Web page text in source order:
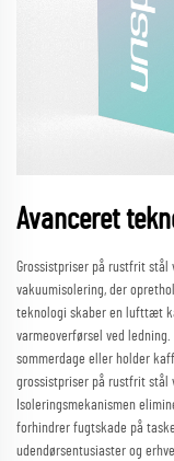
Avanceret
Grossistpriser på rustfrit
vakuumisolering, der
teknologi skaber en lufttæt
varmeoverførsel ved
sommerdage eller holder
grossistpriser på rustfrit stål
Isoleringsmekanismen
forhindrer fugtskade på
udendørsentusiaster og